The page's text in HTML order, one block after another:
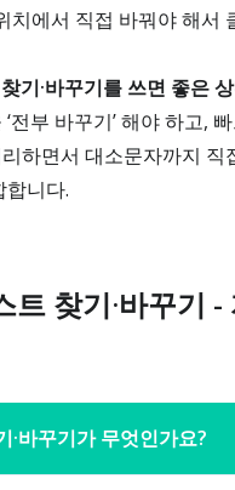
치에서 직접 바꿔야 해서
기·바꾸기를 쓰면 좋은
전부 바꾸기’ 해야 하고,
하면서 대소문자까지 직
합니다.
트 찾기·바꾸기
·바꾸기가 무엇인가요?